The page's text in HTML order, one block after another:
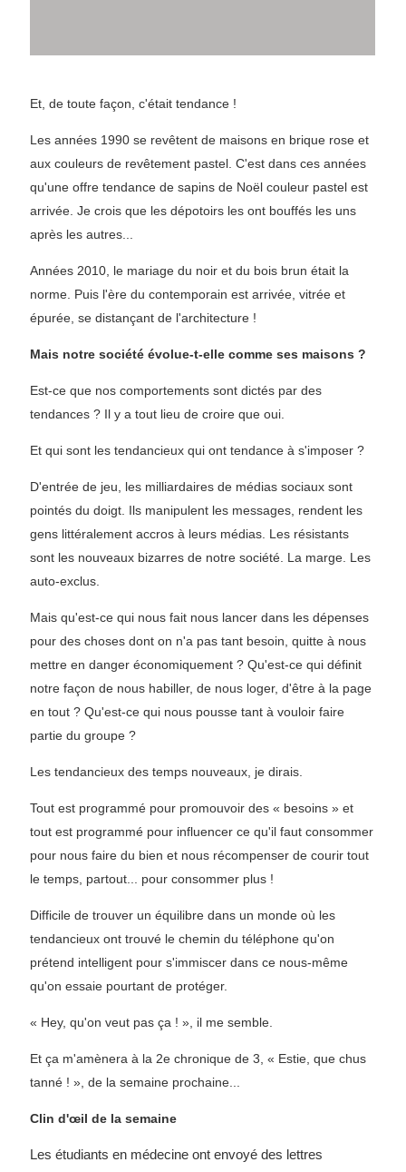
Et, de toute façon, c'était tendance !
Les années 1990 se revêtent de maisons en brique rose et
aux couleurs de revêtement pastel. C'est dans ces années
qu'une offre tendance de sapins de Noël couleur pastel est
arrivée. Je crois que les dépotoirs les ont bouffés les uns
après les autres...
Années 2010, le mariage du noir et du bois brun était la
norme. Puis l'ère du contemporain est arrivée, vitrée et
épurée, se distançant de l'architecture !
Mais notre société évolue-t-elle comme ses maisons ?
Est-ce que nos comportements sont dictés par des
tendances ? Il y a tout lieu de croire que oui.
Et qui sont les tendancieux qui ont tendance à s'imposer ?
D'entrée de jeu, les milliardaires de médias sociaux sont
pointés du doigt. Ils manipulent les messages, rendent les
gens littéralement accros à leurs médias. Les résistants
sont les nouveaux bizarres de notre société. La marge. Les
auto-exclus.
Mais qu'est-ce qui nous fait nous lancer dans les dépenses
pour des choses dont on n'a pas tant besoin, quitte à nous
mettre en danger économiquement ? Qu'est-ce qui définit
notre façon de nous habiller, de nous loger, d'être à la page
en tout ? Qu'est-ce qui nous pousse tant à vouloir faire
partie du groupe ?
Les tendancieux des temps nouveaux, je dirais.
Tout est programmé pour promouvoir des « besoins » et
tout est programmé pour influencer ce qu'il faut consommer
pour nous faire du bien et nous récompenser de courir tout
le temps, partout... pour consommer plus !
Difficile de trouver un équilibre dans un monde où les
tendancieux ont trouvé le chemin du téléphone qu'on
prétend intelligent pour s'immiscer dans ce nous-même
qu'on essaie pourtant de protéger.
« Hey, qu'on veut pas ça ! », il me semble.
Et ça m'amènera à la 2e chronique de 3, « Estie, que chus
tanné ! », de la semaine prochaine...
Clin d'œil de la semaine
Les étudiants en médecine ont envoyé des lettres